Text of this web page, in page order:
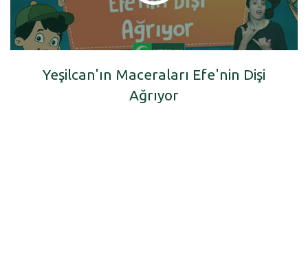
Yeşilcan'ın Maceraları Efe'nin Dişi
Ağrıyor